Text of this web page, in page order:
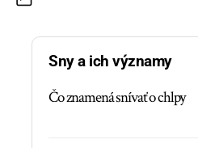
Sny a ich významy
Čo znamená snívať o chlpy